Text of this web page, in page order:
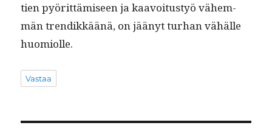
tien pyörit­tämiseen ja kaavoitustyö vähem­
män trendikkäänä, on jäänyt turhan vähälle
huomiolle.
Vastaa